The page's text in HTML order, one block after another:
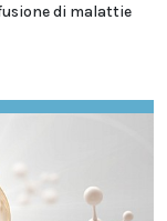
di malattie